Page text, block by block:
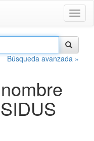
Búsqueda avanzada »